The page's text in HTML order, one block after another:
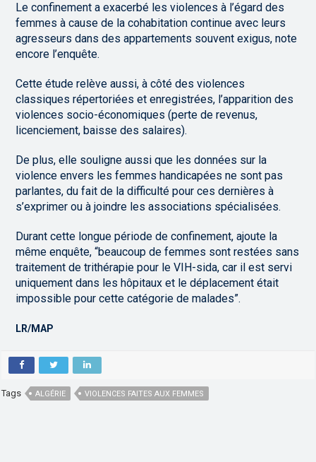
Le confinement a exacerbé les violences à l’égard des
femmes à cause de la cohabitation continue avec leurs
agresseurs dans des appartements souvent exigus, note
encore l’enquête.
Cette étude relève aussi, à côté des violences
classiques répertoriées et enregistrées, l’apparition des
violences socio-économiques (perte de revenus,
licenciement, baisse des salaires).
De plus, elle souligne aussi que les données sur la
violence envers les femmes handicapées ne sont pas
parlantes, du fait de la difficulté pour ces dernières à
s’exprimer ou à joindre les associations spécialisées.
Durant cette longue période de confinement, ajoute la
même enquête, “beaucoup de femmes sont restées sans
traitement de trithérapie pour le VIH-sida, car il est servi
uniquement dans les hôpitaux et le déplacement était
impossible pour cette catégorie de malades”.
LR/MAP
Tags ALGÉRIE VIOLENCES FAITES AUX FEMMES